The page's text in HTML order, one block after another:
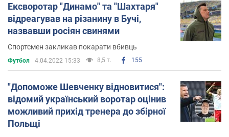
Ексворотар "Динамо" та "Шахтаря"
відреагував на різанину в Бучі,
назвавши росіян свинями
Спортсмен закликав покарати вбивць
Футбол 4.04.2022 15:33 8,5 т. 155
"Допоможе Шевченку відновитися":
відомий український воротар оцінив
можливий прихід тренера до збірної
Польщі